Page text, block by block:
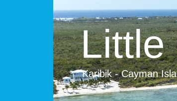
Little
Karibik - Cayman